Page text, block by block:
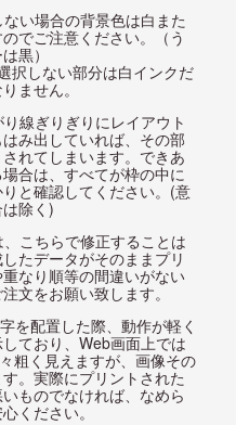
い場合の背景色は白また
でご注意ください。（う
黒）
択しない部分は白インクだ
ません。
線ぎりぎりにレイアウト
み出していれば、その部
れてしまいます。できあ
合は、すべてが枠の中に
と確認してください。(意
除く)
こちらで修正することは
たデータがそのままプリ
なり順等の間違いがない
文をお願い致します。
を配置した際、動作が軽く
ており、Web画面上では
粗く見えますが、画像その
。実際にプリントされた
ものでなければ、なめら
ください。